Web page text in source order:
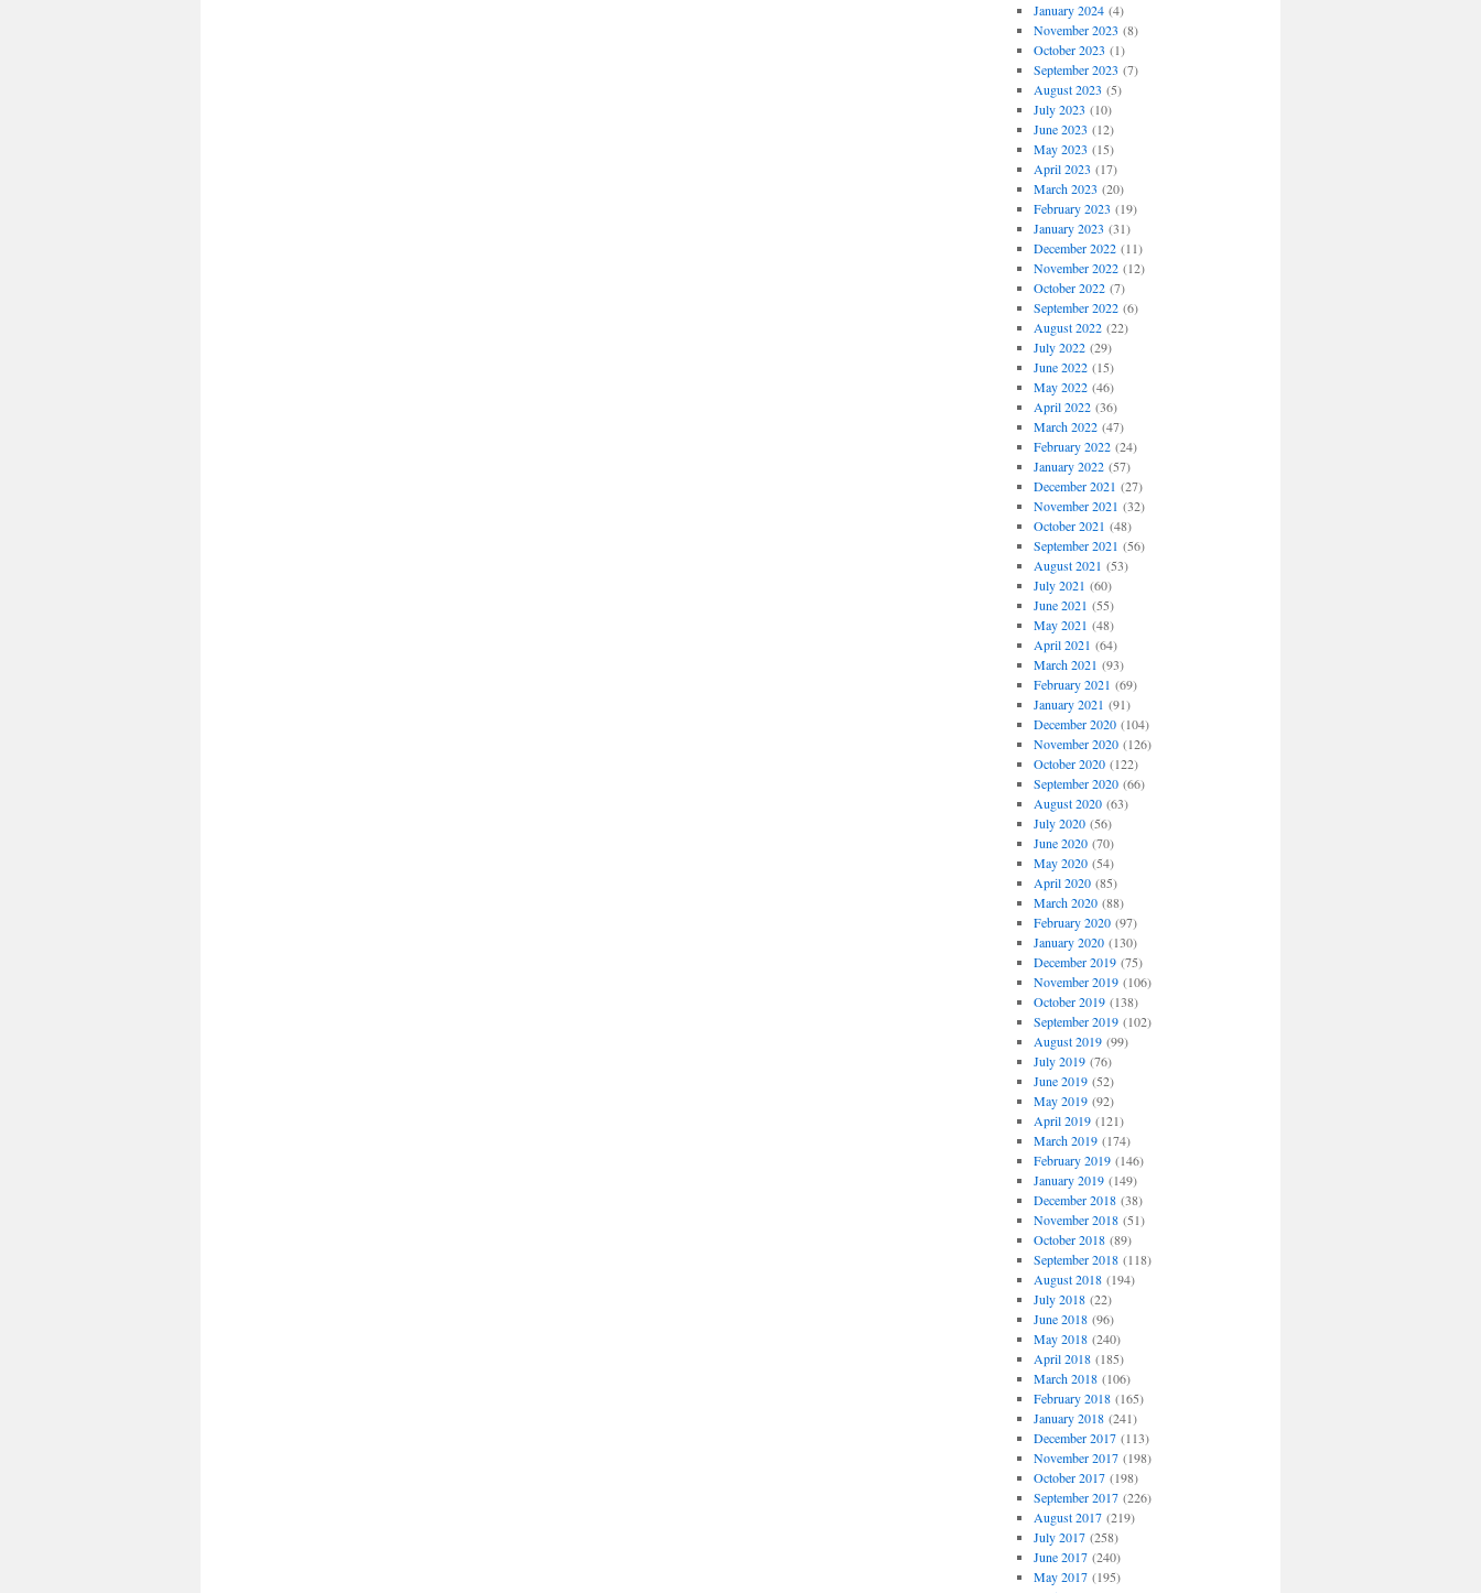
January 2024(4)
November 2023 (8)
October 2023 (1)
September 2023 (7)
August 2023 (5)
July 2023 (10)
June 2023 (12)
May 2023 (15)
April 2023 (17)
March 2023 (20)
February 2023 (19)
January 2023 (31)
December 2022(11)
November 2022(12)
October 2022(7)
September 2022(6)
August 2022(22)
July 2022(29)
June 2022(15)
May 2022(46)
April 2022(36)
March 2022(47)
February 2022(24)
January 2022(57)
December 2021 (27)
November 2021 (32)
October 2021 (48)
September 2021 (56)
August 2021 (53)
July 2021 (60)
June 2021 (55)
May 2021 (48)
April 2021 (64)
March 2021 (93)
February 2021 (69)
January 2021 (91)
December 2020(104)
November 2020(126)
October 2020(122)
September 2020(66)
August 2020(63)
July 2020(56)
June 2020(70)
May 2020(54)
April 2020(85)
March 2020(88)
February 2020(97)
January 2020(130)
December 2019(75)
November 2019(106)
October 2019(138)
September 2019(102)
August 2019(99)
July 2019(76)
June 2019(52)
May 2019(92)
April 2019(121)
March 2019(174)
February 2019(146)
January 2019(149)
December 2018(38)
November 2018(51)
October 2018(89)
September 2018(118)
August 2018(194)
July 2018(22)
June 2018(96)
May 2018(240)
April 2018(185)
March 2018(106)
February 2018(165)
January 2018(241)
December 2017(113)
November 2017(198)
October 2017(198)
September 2017(226)
August 2017(219)
July 2017(258)
June 2017(240)
May 2017(195)